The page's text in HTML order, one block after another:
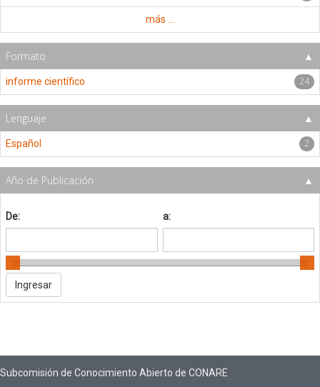
más ...
Formato
informe científico 24
Lenguaje
Español 2
Año de Publicación
De: a:
Subcomisión de Conocimiento Abierto de CONARE